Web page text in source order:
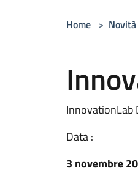
Home > Novità
InnovationLab
Data :
3 novembre